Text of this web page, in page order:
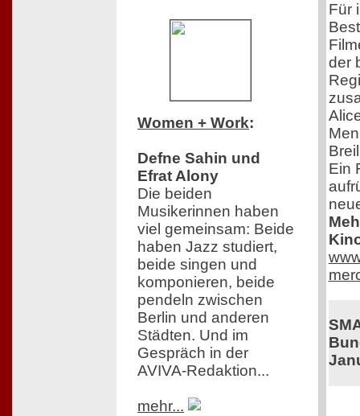
Women + Work:
Defne Sahin und
Efrat Alony
Die beiden
Musikerinnen haben
viel gemeinsam: Beide
haben Jazz studiert,
beide singen und
komponieren, beide
pendeln zwischen
Berlin und anderen
Städten. Und im
Gespräch in der
AVIVA-Redaktion...
mehr...
Für
der
Ein